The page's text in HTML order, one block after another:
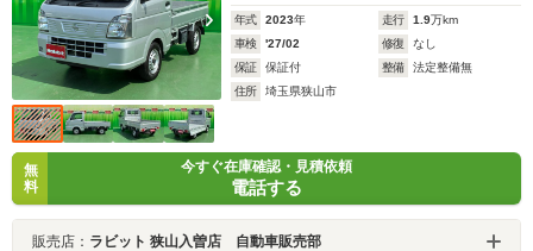
年式 2023年 走行 1.9万km
車検
'27/02 修復
なし
保証
保証付 整備
法定整備無
住所
埼玉県狭山市
無
料
今すぐ在庫確認・見積依頼
電話する
販売店： ラビット 狭山入曽店 自動車販売部